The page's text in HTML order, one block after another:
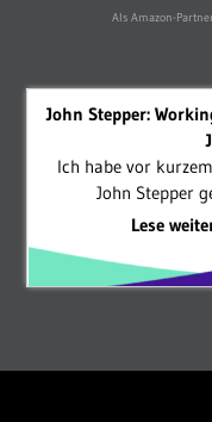
Als Amazon-
John Stepper:
Ich habe vor
John Stepper
Lese